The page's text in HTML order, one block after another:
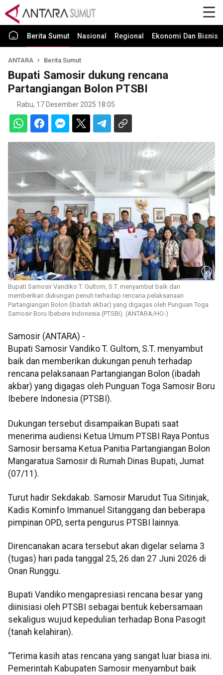
Berita Sumut Nasional Regional Ekonomi Dan Bisnis
ANTARA Berita Sumut
Bupati Samosir dukung rencana
Partangiangan Bolon PTSBI
Rabu, 17 Desember 2025 18:05
Bupati Samosir Vandiko T. Gultom, S.T. menyambut baik dan
memberikan dukungan penuh terhadap rencana pelaksanaan
Partangiangan Bolon (ibadah akbar) yang digagas oleh Punguan Toga
Samosir Boru Ibebere Indonesia (PTSBI). (ANTARA/HO-)
Samosir (ANTARA) -
Bupati Samosir Vandiko T. Gultom, S.T. menyambut
baik dan memberikan dukungan penuh terhadap
rencana pelaksanaan Partangiangan Bolon (ibadah
akbar) yang digagas oleh Punguan Toga Samosir Boru
Ibebere Indonesia (PTSBI).
Dukungan tersebut disampaikan Bupati saat
menerima audiensi Ketua Umum PTSBI Raya Pontus
Samosir bersama Ketua Panitia Partangiangan Bolon
Mangaratua Samosir di Rumah Dinas Bupati, Jumat
(07/11).
Turut hadir Sekdakab. Samosir Marudut Tua Sitinjak,
Kadis Kominfo Immanuel Sitanggang dan beberapa
pimpinan OPD, serta pengurus PTSBI lainnya.
Direncanakan acara tersebut akan digelar selama 3
(tugas) hari pada tanggal 25, 26 dan 27 Juni 2026 di
Onan Runggu.
Bupati Vandiko mengapresiasi rencana besar yang
diinisiasi oleh PTSBI sebagai bentuk kebersamaan
sekaligus wujud kepedulian terhadap Bona Pasogit
(tanah kelahiran).
“Terima kasih atas rencana yang sangat luar biasa ini.
Pemerintah Kabupaten Samosir menyambut baik